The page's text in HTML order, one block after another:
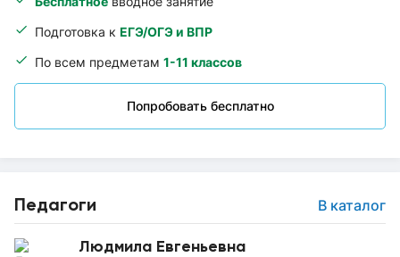
Подготовка к ЕГЭ/ОГЭ и ВПР
По всем предметам 1-11 классов
Попробовать бесплатно
Педагоги В каталог
Людмила Евгеньевна